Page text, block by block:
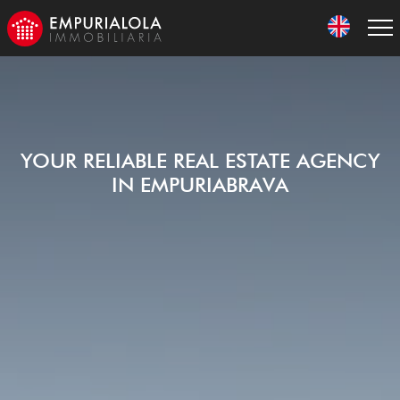
YOUR RELIABLE REAL ESTATE AGENCY
IN EMPURIABRAVA